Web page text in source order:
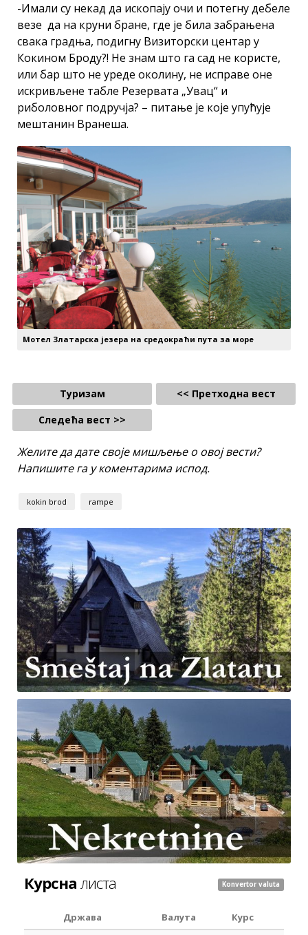
-Имали су некад да ископају очи и потегну дебеле
везе да на круни бране, где је била забрањена
свака градња, подигну Визиторски центар у
Кокином Броду?! Не знам што га сад не користе,
или бар што не уреде околину, не исправе оне
искривљене табле Резервата „Увац“ и
риболовног подручја? – питање је које упућује
мештанин Вранеша.
Мотел Златарска језера на средокраћи пута за море
Туризам
<< Претходна вест
Следећа вест >>
Желите да дате своје мишљење о овој вести?
Напишите га у коментарима испод.
kokin brod rampe
Курсна листа Konvertor valuta
Држава Валута
Курс